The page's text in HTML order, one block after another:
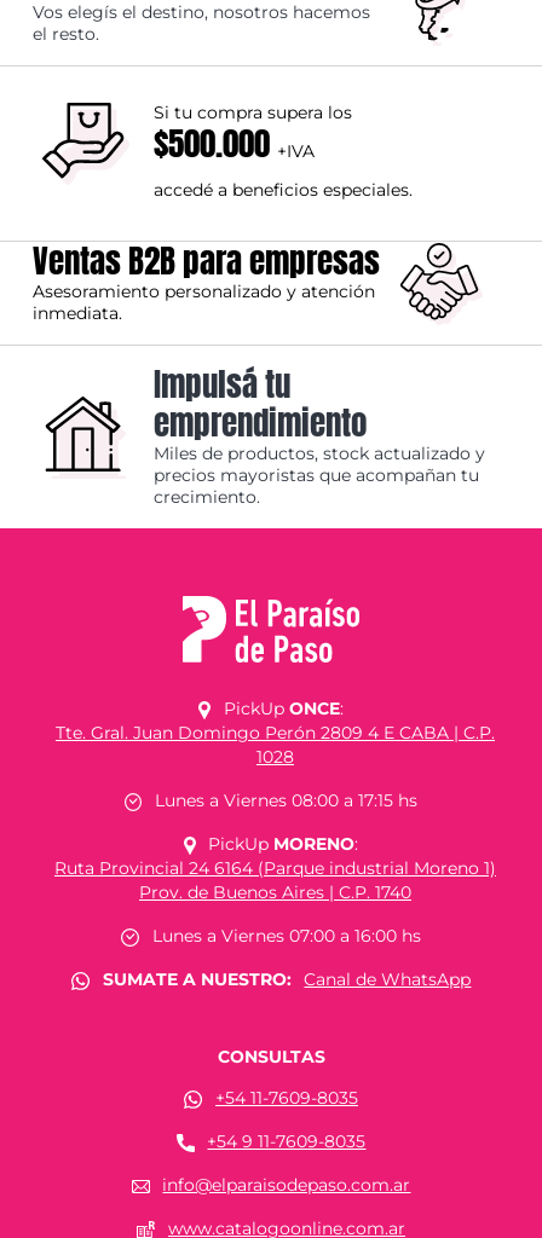
Vos elegís el destino, nosotros hacemos
el resto.
Si tu compra supera los
$500.000 +IVA
accedé a beneficios especiales.
Ventas B2B para empresas
Asesoramiento personalizado y atención
inmediata.
Impulsá tu
emprendimiento
Miles de productos, stock actualizado y
precios mayoristas que acompañan tu
crecimiento.
PickUp ONCE:
Tte. Gral. Juan Domingo Perón 2809 4 E CABA | C.P.
1028
Lunes a Viernes 08:00 a 17:15 hs
PickUp MORENO:
Ruta Provincial 24 6164 (Parque industrial Moreno 1)
Prov. de Buenos Aires | C.P. 1740
Lunes a Viernes 07:00 a 16:00 hs
SUMATE A NUESTRO:
Canal de WhatsApp
CONSULTAS
+54 11-7609-8035
+54 9 11-7609-8035
info@elparaisodepaso.com.ar
www.catalogoonline.com.ar